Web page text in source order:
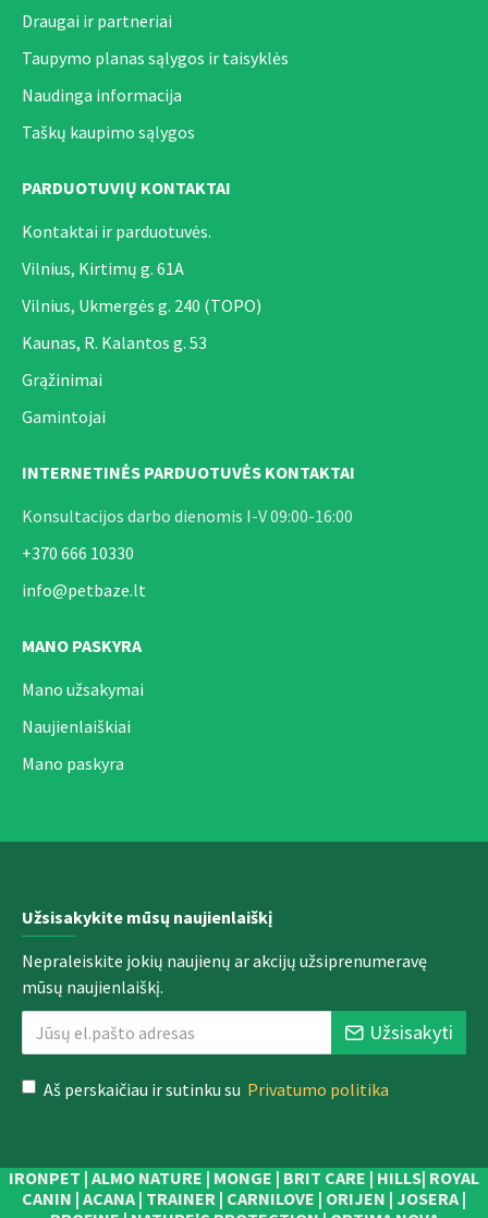
Draugai ir partneriai
Taupymo planas sąlygos ir taisyklės
Naudinga informacija
Taškų kaupimo sąlygos
PARDUOTUVIŲ KONTAKTAI
Kontaktai ir parduotuvės.
Vilnius, Kirtimų g. 61A
Vilnius, Ukmergės g. 240 (TOPO)
Kaunas, R. Kalantos g. 53
Grąžinimai
Gamintojai
INTERNETINĖS PARDUOTUVĖS KONTAKTAI
Konsultacijos darbo dienomis I-V 09:00-16:00
+370 666 10330
info@petbaze.lt
MANO PASKYRA
Mano užsakymai
Naujienlaiškiai
Mano paskyra
Užsisakykite mūsų naujienlaiškį
Nepraleiskite jokių naujienų ar akcijų užsiprenumeravę
mūsų naujienlaiškį.
Užsisakyti
Aš perskaičiau ir sutinku su Privatumo politika
IRONPET | ALMO NATURE | MONGE | BRIT CARE | HILLS| ROYAL
CANIN | ACANA | TRAINER | CARNILOVE | ORIJEN | JOSERA |